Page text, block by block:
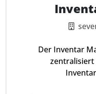
Der Inventar
zentralisiert